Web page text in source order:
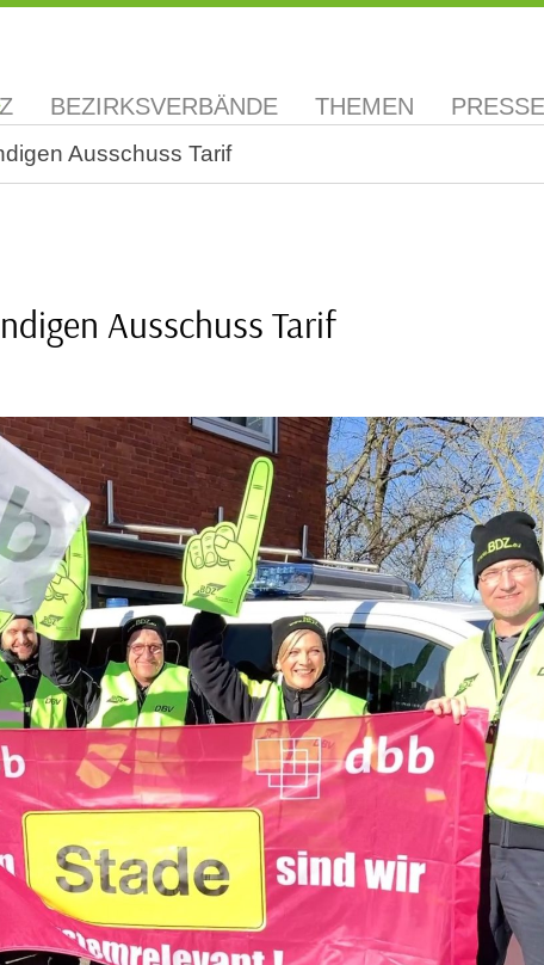
BEZIRKSVERBÄNDE THEMEN
Ausschuss Tarif
Ausschuss Tarif